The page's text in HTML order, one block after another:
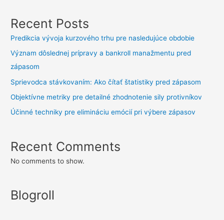
Recent Posts
Predikcia vývoja kurzového trhu pre nasledujúce obdobie
Význam dôslednej prípravy a bankroll manažmentu pred
zápasom
Sprievodca stávkovaním: Ako čítať štatistiky pred zápasom
Objektívne metriky pre detailné zhodnotenie sily protivníkov
Účinné techniky pre elimináciu emócií pri výbere zápasov
Recent Comments
No comments to show.
Blogroll